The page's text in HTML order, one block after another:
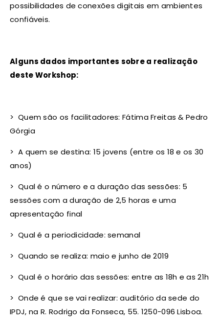
possibilidades de conexões digitais em ambientes
confiáveis.
Alguns dados importantes sobre a realização
deste Workshop:
> Quem são os facilitadores: Fátima Freitas & Pedro
Górgia
> A quem se destina: 15 jovens (entre os 18 e os 30
anos)
> Qual é o número e a duração das sessões: 5
sessões com a duração de 2,5 horas e uma
apresentação final
> Qual é a periodicidade: semanal
> Quando se realiza: maio e junho de 2019
> Qual é o horário das sessões: entre as 18h e as 21h
> Onde é que se vai realizar: auditório da sede do
IPDJ, na R. Rodrigo da Fonseca, 55. 1250-096 Lisboa.